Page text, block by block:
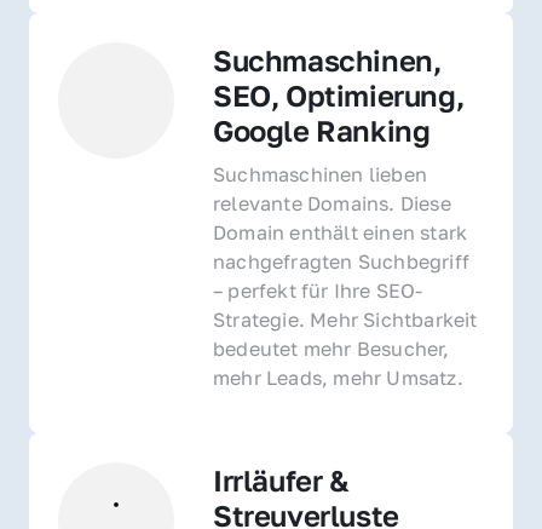
Suchmaschinen,
SEO, Optimierung,
Google Ranking
Suchmaschinen lieben
relevante Domains. Diese
Domain enthält einen stark
nachgefragten Suchbegriff
– perfekt für Ihre SEO-
Strategie. Mehr Sichtbarkeit
bedeutet mehr Besucher,
mehr Leads, mehr Umsatz.
Irrläufer &
Streuverluste